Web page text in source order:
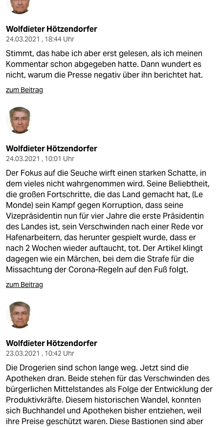
Wolfdieter Hötzendorfer
24.03.2021 , 18:44 Uhr
Stimmt, das habe ich aber erst gelesen, als ich meinen
Kommentar schon abgegeben hatte. Dann wundert es
nicht, warum die Presse negativ über ihn berichtet hat.
zum Beitrag
Wolfdieter Hötzendorfer
24.03.2021 , 10:01 Uhr
Der Fokus auf die Seuche wirft einen starken Schatte, in
dem vieles nicht wahrgenommen wird. Seine Beliebtheit,
die großen Fortschritte, die das Land gemacht hat, (Le
Monde) sein Kampf gegen Korruption, dass seine
Vizepräsidentin nun für vier Jahre die erste Präsidentin
des Landes ist, sein Verschwinden nach einer Rede vor
Hafenarbeitern, das herunter gespielt wurde, dass er
nach 2 Wochen wieder auftaucht, tot. Der Artikel klingt
dagegen wie ein Märchen, bei dem die Strafe für die
Missachtung der Corona-Regeln auf den Fuß folgt.
zum Beitrag
Wolfdieter Hötzendorfer
23.03.2021 , 10:42 Uhr
Die Drogerien sind schon lange weg. Jetzt sind die
Apotheken dran. Beide stehen für das Verschwinden des
bürgerlichen Mittelstandes als Folge der Entwicklung der
Produktivkräfte. Diesem historischen Wandel, konnten
sich Buchhandel und Apotheken bisher entziehen, weil
ihre Preise geschützt waren. Diese Bastionen sind aber